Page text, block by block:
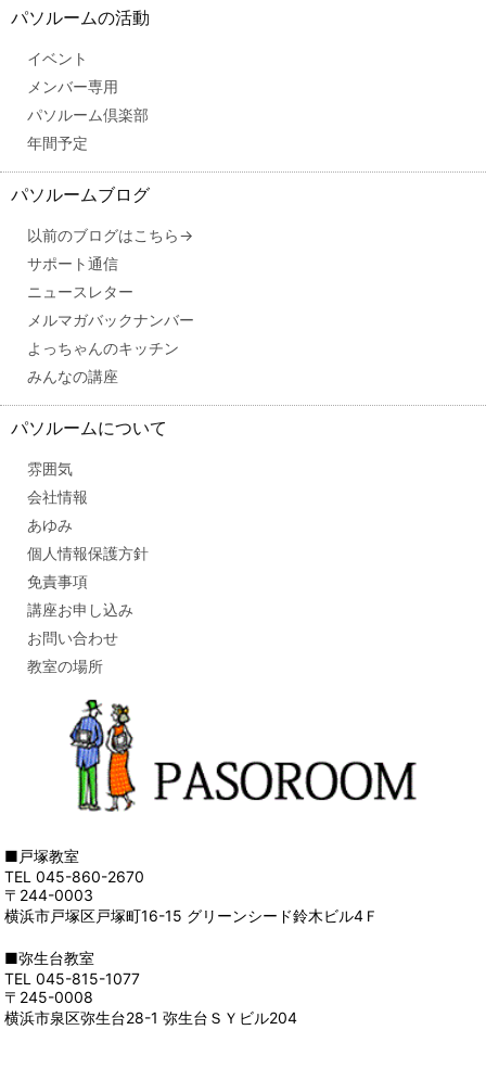
パソルームの活動
イベント
メンバー専用
パソルーム倶楽部
年間予定
パソルームブログ
以前のブログはこちら→
サポート通信
ニュースレター
メルマガバックナンバー
よっちゃんのキッチン
みんなの講座
パソルームについて
雰囲気
会社情報
あゆみ
個人情報保護方針
免責事項
講座お申し込み
お問い合わせ
教室の場所
■戸塚教室
TEL 045-860-2670
〒244-0003
横浜市戸塚区戸塚町16-15 グリーンシード鈴木ビル4Ｆ
■弥生台教室
TEL 045-815-1077
〒245-0008
横浜市泉区弥生台28-1 弥生台ＳＹビル204